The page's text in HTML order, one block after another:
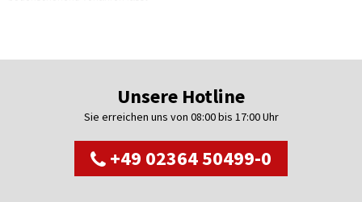
Unsere Hotline
Sie erreichen uns von 08:00 bis 17:00 Uhr
+49 02364 50499-0